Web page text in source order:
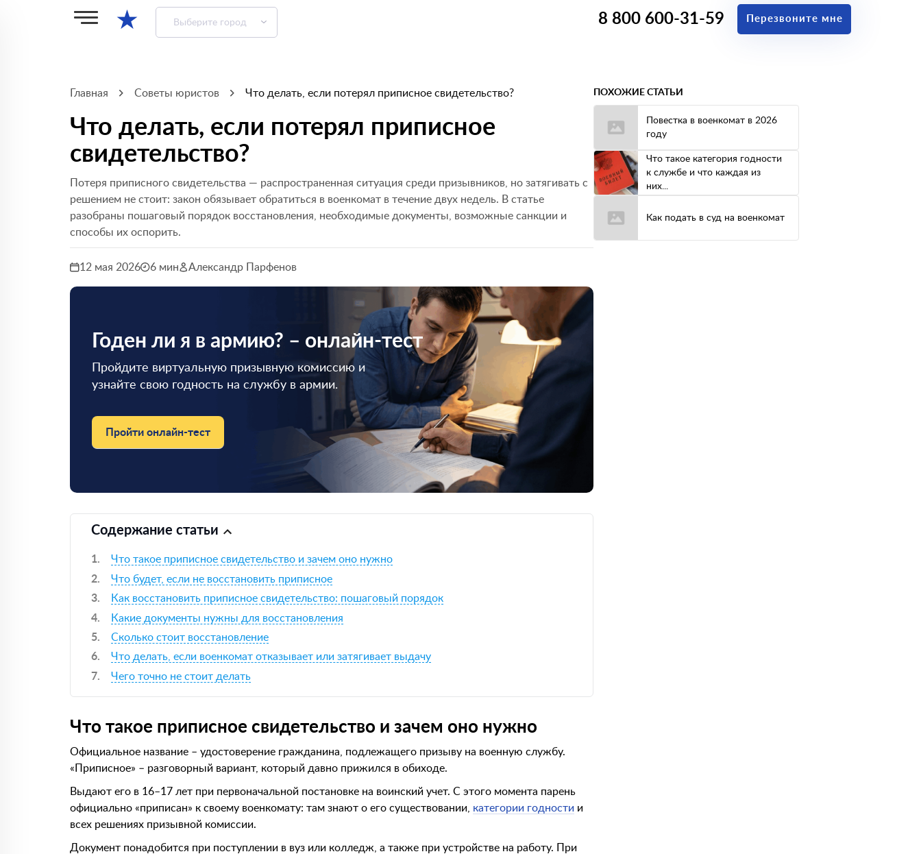
★ Выберите город 8 800 600-31-59 Перезвоните мне
Главная Советы юристов Что делать, если потерял приписное свидетельство?
Что делать, если потерял приписное
свидетельство?
Потеря приписного свидетельства — распространенная ситуация среди призывников, но затягивать с
решением не стоит: закон обязывает обратиться в военкомат в течение двух недель. В статье
разобраны пошаговый порядок восстановления, необходимые документы, возможные санкции и
способы их оспорить.
12 мая 2026 6 мин Александр Парфенов
Годен ли я в армию? – онлайн-тест
Пройдите виртуальную призывную комиссию и
узнайте свою годность на службу в армии.
Пройти онлайн-тест
Содержание статьи
Что такое приписное свидетельство и зачем оно нужно
Что будет, если не восстановить приписное
Как восстановить приписное свидетельство: пошаговый порядок
Какие документы нужны для восстановления
Сколько стоит восстановление
Что делать, если военкомат отказывает или затягивает выдачу
Чего точно не стоит делать
Что такое приписное свидетельство и зачем оно нужно
Официальное название – удостоверение гражданина, подлежащего призыву на военную службу.
«Приписное» – разговорный вариант, который давно прижился в обиходе.
Выдают его в 16–17 лет при первоначальной постановке на воинский учет. С этого момента парень
официально «приписан» к своему военкомату: там знают о его существовании, категории годности и
всех решениях призывной комиссии.
Документ понадобится при поступлении в вуз или колледж, а также при устройстве на работу. При
ПОХОЖИЕ СТАТЬИ
Повестка в военкомат в 2026
году
Что такое категория годности
к службе и что каждая из
них...
Как подать в суд на военкомат